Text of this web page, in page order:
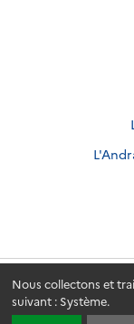
Nous collectons et
suivant : Système.
Andra.fr